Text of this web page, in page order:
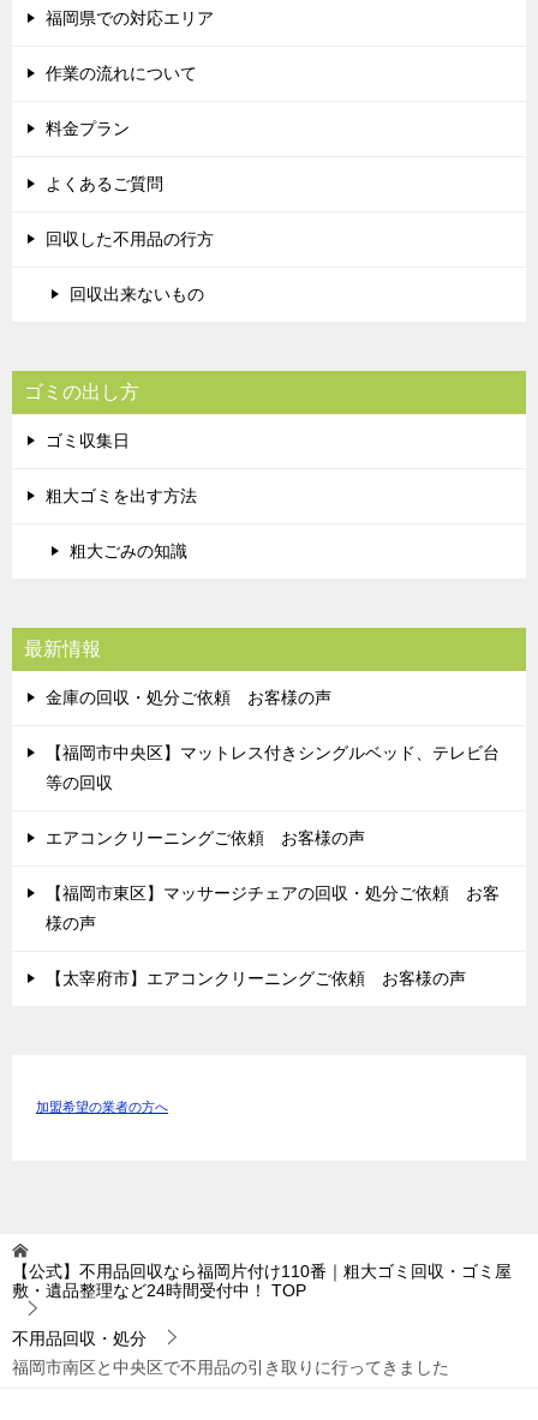
福岡県での対応エリア
作業の流れについて
料金プラン
よくあるご質問
回収した不用品の行方
回収出来ないもの
ゴミの出し方
ゴミ収集日
粗大ゴミを出す方法
粗大ごみの知識
最新情報
金庫の回収・処分ご依頼 お客様の声
【福岡市中央区】マットレス付きシングルベッド、テレビ台
等の回収
エアコンクリーニングご依頼 お客様の声
【福岡市東区】マッサージチェアの回収・処分ご依頼 お客
様の声
【太宰府市】エアコンクリーニングご依頼 お客様の声
加盟希望の業者の方へ
【公式】不用品回収なら福岡片付け110番｜粗大ゴミ回収・ゴミ屋
敷・遺品整理など24時間受付中！
TOP
不用品回収・処分
福岡市南区と中央区で不用品の引き取りに行ってきました